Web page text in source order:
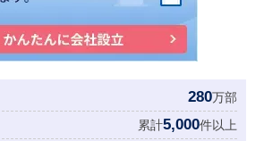
280万部
累計5,000件以上